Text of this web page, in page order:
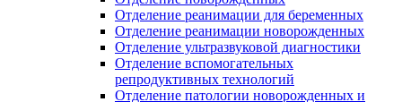
Отделение реанимации для беременных
Отделение реанимации новорожденных
Отделение ультразвуковой диагностики
Отделение вспомогательных
репродуктивных технологий
Отделение патологии новорожденных и